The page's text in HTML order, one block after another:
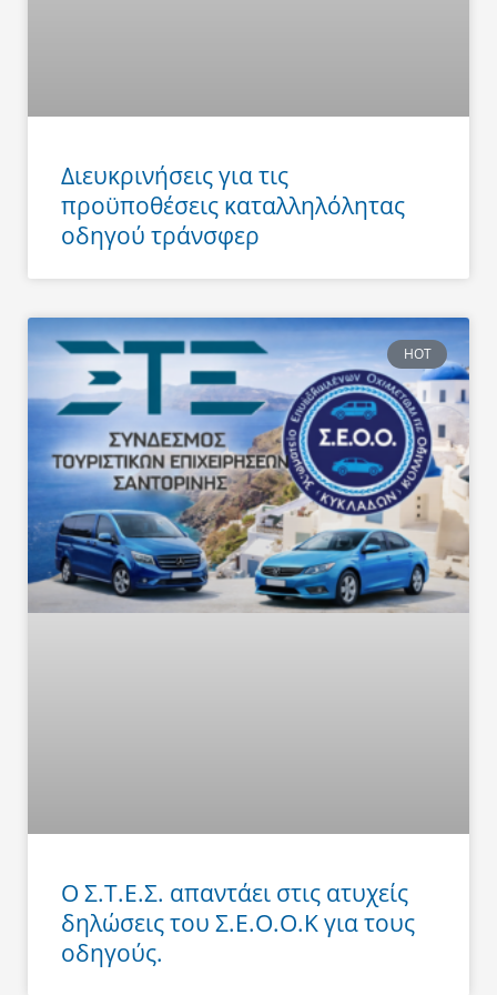
Διευκρινήσεις για τις
προϋποθέσεις καταλληλόλητας
οδηγού τράνσφερ
HOT
Ο Σ.Τ.Ε.Σ. απαντάει στις ατυχείς
δηλώσεις του Σ.Ε.Ο.Ο.Κ για τους
οδηγούς.